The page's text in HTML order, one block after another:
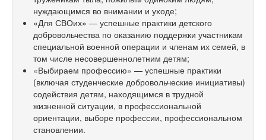
нуждающимся во внимании и уходе;
«Для СВОих» — успешные практики детского
добровольчества по оказанию поддержки участникам
специальной военной операции и членам их семей, в
том числе несовершеннолетним детям;
«Выбираем профессию» — успешные практики
(включая студенческие добровольческие инициативы)
содействия детям, находящимся в трудной
жизненной ситуации, в профессиональной
ориентации, выборе профессии, профессиональном
становлении.